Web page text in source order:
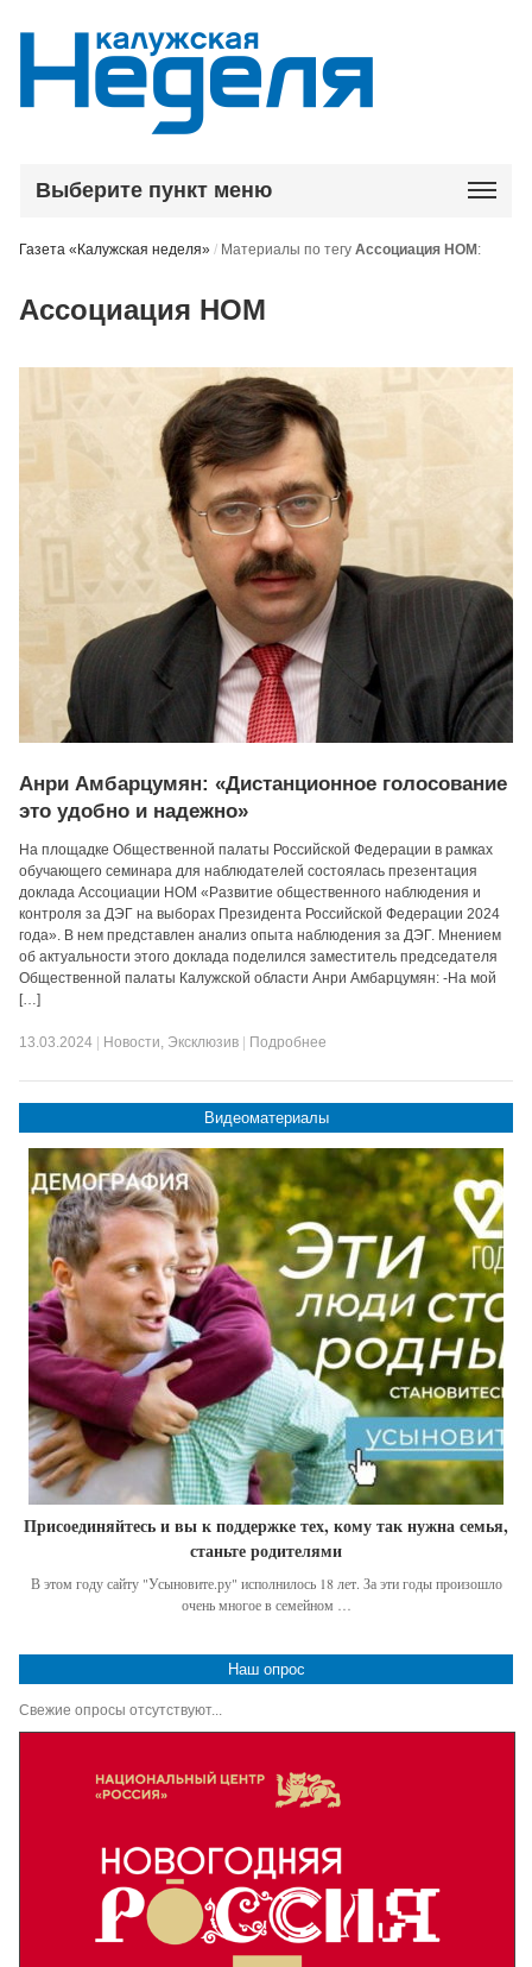
Выберите пункт меню
Газета «Калужская неделя» / Материалы по тегуАссоциация НОМ :
Ассоциация НОМ
Анри Амбарцумян: «Дистанционное голосование
это удобно и надежно»
На площадке Общественной палаты Российской Федерации в рамках
обучающего семинара для наблюдателей состоялась презентация
доклада Ассоциации НОМ «Развитие общественного наблюдения и
контроля за ДЭГ на выборах Президента Российской Федерации 2024
года». В нем представлен анализ опыта наблюдения за ДЭГ. Мнением
об актуальности этого доклада поделился заместитель председателя
Общественной палаты Калужской области Анри Амбарцумян: -На мой
[…]
13.03.2024 Новости, Эксклюзив Подробнее
Видеоматериалы
Присоединяйтесь и вы к поддержке тех, кому так нужна семья,
станьте родителями
В этом году сайту "Усыновите.ру" исполнилось 18 лет. За эти годы произошло
очень многое в семейном …
Наш опрос
Свежие опросы отсутствуют...